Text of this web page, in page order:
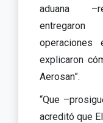
aduana
explicaron
Aerosan”.
“Que
acreditó que